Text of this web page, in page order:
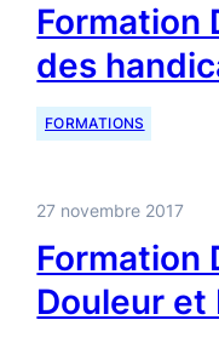
Formation
des
FORMATIONS
27 novembre 2017
Formation
Douleur et